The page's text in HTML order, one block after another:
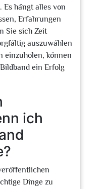
hängt alles von
Erfahrungen
Sie sich Zeit
auszuwählen
einzuholen, können
ein Erfolg
ich
Dinge zu